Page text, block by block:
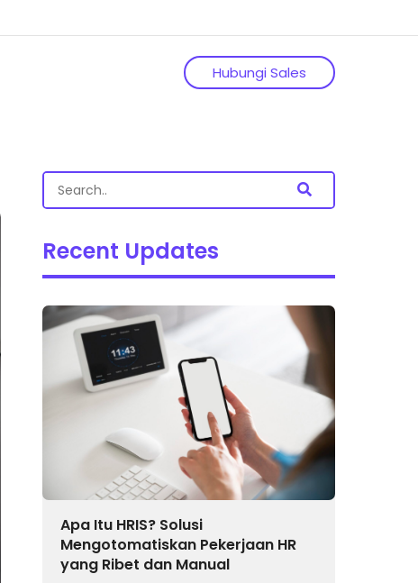
Hubungi Sales
Recent Updates
Apa Itu HRIS? Solusi
Mengotomatiskan Pekerjaan HR
yang Ribet dan Manual